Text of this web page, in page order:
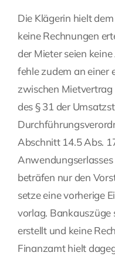
Die Klägerin hielt
keine Rechnungen
der Mieter seien
fehle zudem an einer
zwischen
des § 31 der
Abschnitt 14.5 Abs.
beträfen nur den
setze eine vorherige
vorlag. Bankauszüge
erstellt und keine
Finanzamt hielt